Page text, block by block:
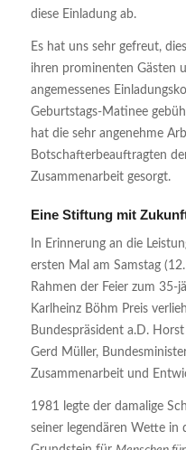
diese Einladung ab.
Es hat uns sehr gefreut,
ihren prominenten Gästen
angemessenes
Geburtstags-Matinee
hat die sehr angenehme
Botschafterbeauftragten
Zusammenarbeit gesorgt.
Eine Stiftung mit
In Erinnerung an die
ersten Mal am Samstag
Rahmen der Feier zum 35-
Karlheinz Böhm Preis
Bundespräsident a.D.
Gerd Müller,
Zusammenarbeit und
1981 legte der damalige
seiner legendären Wette in